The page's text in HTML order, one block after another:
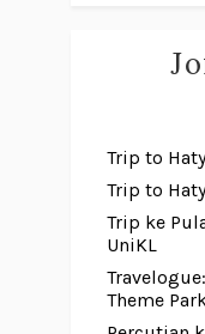
Trip to
Trip to
Trip ke
UniKL
Theme